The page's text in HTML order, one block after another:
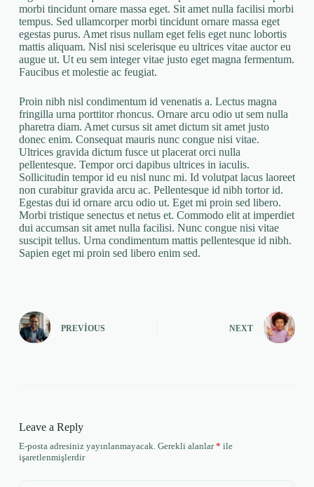
morbi tincidunt ornare massa eget. Sit amet nulla facilisi morbi
tempus. Sed ullamcorper morbi tincidunt ornare massa eget
egestas purus. Amet risus nullam eget felis eget nunc lobortis
mattis aliquam. Nisl nisi scelerisque eu ultrices vitae auctor eu
augue ut. Ut eu sem integer vitae justo eget magna fermentum.
Faucibus et molestie ac feugiat.
Proin nibh nisl condimentum id venenatis a. Lectus magna
fringilla urna porttitor rhoncus. Ornare arcu odio ut sem nulla
pharetra diam. Amet cursus sit amet dictum sit amet justo
donec enim. Consequat mauris nunc congue nisi vitae.
Ultrices gravida dictum fusce ut placerat orci nulla
pellentesque. Tempor orci dapibus ultrices in iaculis.
Sollicitudin tempor id eu nisl nunc mi. Id volutpat lacus laoreet
non curabitur gravida arcu ac. Pellentesque id nibh tortor id.
Egestas dui id ornare arcu odio ut. Eget mi proin sed libero.
Morbi tristique senectus et netus et. Commodo elit at imperdiet
dui accumsan sit amet nulla facilisi. Nunc congue nisi vitae
suscipit tellus. Urna condimentum mattis pellentesque id nibh.
Sapien eget mi proin sed libero enim sed.
PREVIOUS NEXT
Leave a Reply
E-posta adresiniz yayınlanmayacak. Gerekli alanlar* ile
işaretlenmişlerdir